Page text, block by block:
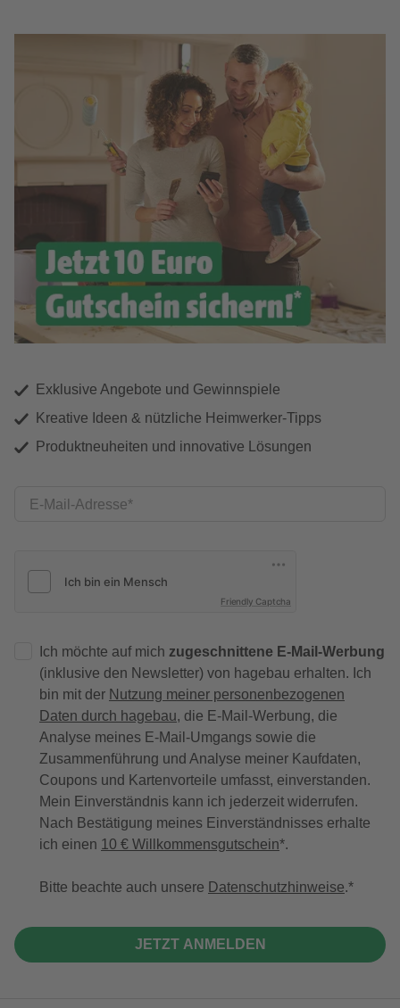
Exklusive Angebote und Gewinnspiele
Kreative Ideen & nützliche Heimwerker-Tipps
Produktneuheiten und innovative Lösungen
E-Mail-Adresse
Friendly Captcha
Ich möchte auf mich zugeschnittene E-Mail-Werbung
(inklusive den Newsletter) von hagebau erhalten. Ich
bin mit der Nutzung meiner personenbezogenen
Daten durch hagebau, die E-Mail-Werbung, die
Analyse meines E-Mail-Umgangs sowie die
Zusammenführung und Analyse meiner Kaufdaten,
Coupons und Kartenvorteile umfasst, einverstanden.
Mein Einverständnis kann ich jederzeit widerrufen.
Nach Bestätigung meines Einverständnisses erhalte
ich einen 10 € Willkommensgutschein*.
Bitte beachte auch unsere Datenschutzhinweise.
JETZT ANMELDEN